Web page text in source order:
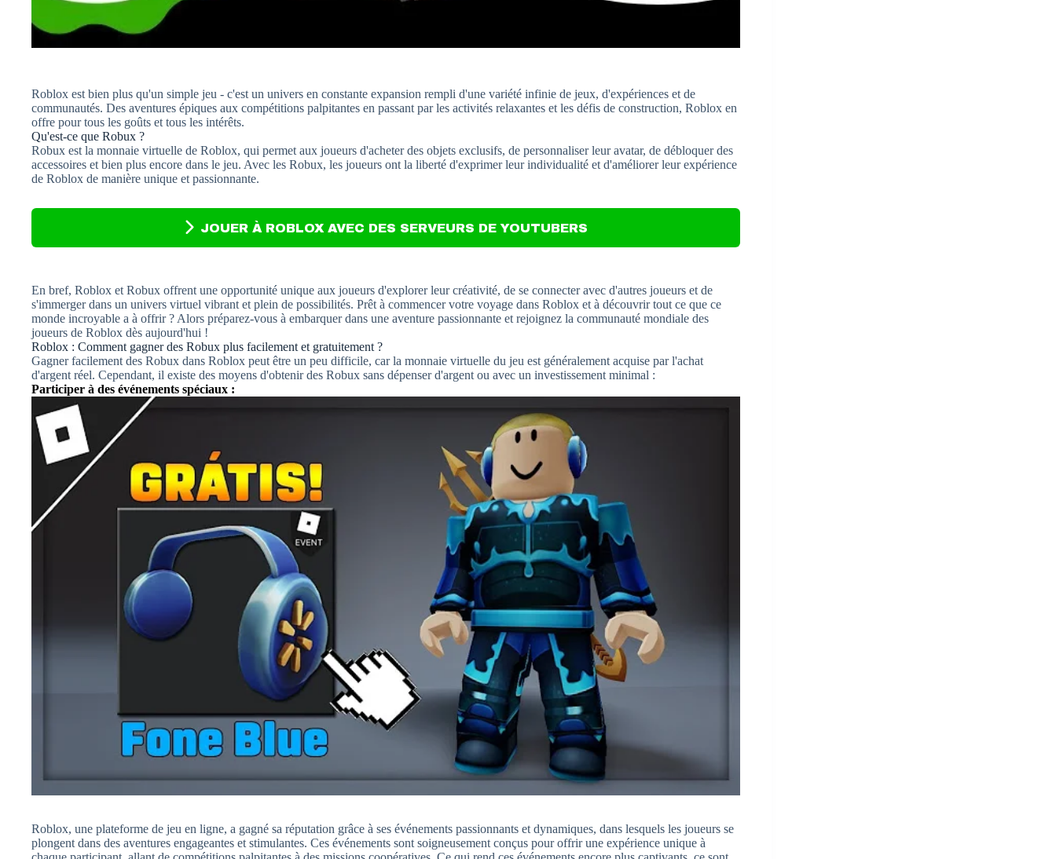
Roblox est bien plus qu'un simple jeu - c'est un univers en constante expansion rempli d'une variété infinie de jeux, d'expériences et de
communautés. Des aventures épiques aux compétitions palpitantes en passant par les activités relaxantes et les défis de construction, Roblox en
offre pour tous les goûts et tous les intérêts.
Qu'est-ce que Robux ?
Robux est la monnaie virtuelle de Roblox, qui permet aux joueurs d'acheter des objets exclusifs, de personnaliser leur avatar, de débloquer des
accessoires et bien plus encore dans le jeu. Avec les Robux, les joueurs ont la liberté d'exprimer leur individualité et d'améliorer leur expérience
de Roblox de manière unique et passionnante.
JOUER À ROBLOX AVEC DES SERVEURS DE YOUTUBERS
En bref, Roblox et Robux offrent une opportunité unique aux joueurs d'explorer leur créativité, de se connecter avec d'autres joueurs et de
s'immerger dans un univers virtuel vibrant et plein de possibilités. Prêt à commencer votre voyage dans Roblox et à découvrir tout ce que ce
monde incroyable a à offrir ? Alors préparez-vous à embarquer dans une aventure passionnante et rejoignez la communauté mondiale des
joueurs de Roblox dès aujourd'hui !
Roblox : Comment gagner des Robux plus facilement et gratuitement ?
Gagner facilement des Robux dans Roblox peut être un peu difficile, car la monnaie virtuelle du jeu est généralement acquise par l'achat
d'argent réel. Cependant, il existe des moyens d'obtenir des Robux sans dépenser d'argent ou avec un investissement minimal :
Participer à des événements spéciaux :
Roblox, une plateforme de jeu en ligne, a gagné sa réputation grâce à ses événements passionnants et dynamiques, dans lesquels les joueurs se
plongent dans des aventures engageantes et stimulantes. Ces événements sont soigneusement conçus pour offrir une expérience unique à